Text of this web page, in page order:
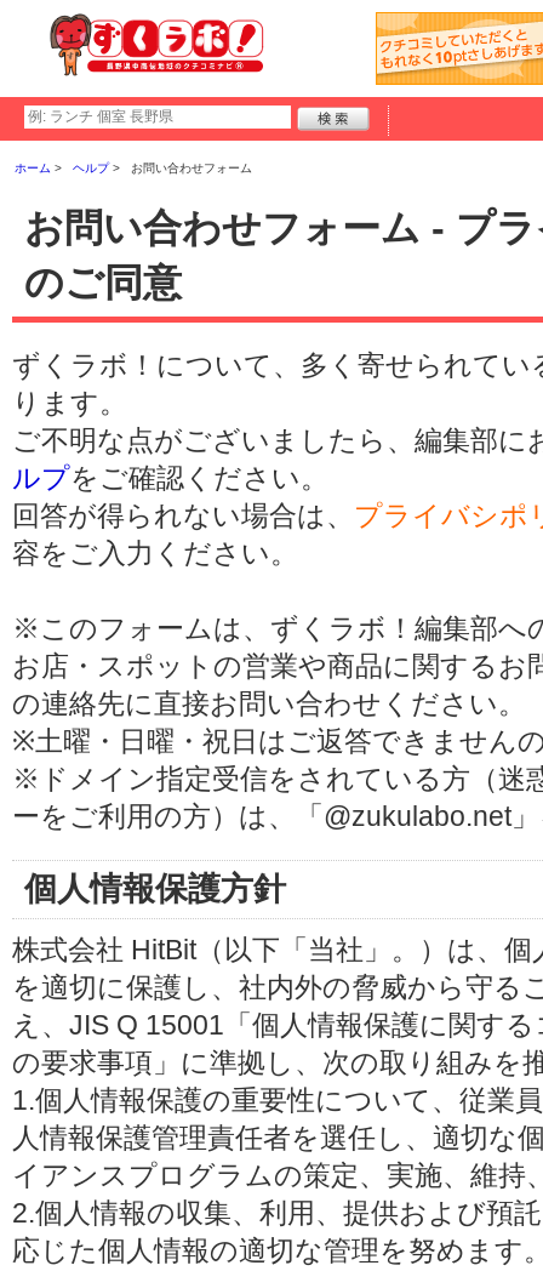
ホーム ヘルプ お問い合わせフォーム
お問い合わせフォーム - プ
のご同意
ずくラボ！について、多く寄せられてい
ります。
ご不明な点がございましたら、編集部
ルプをご確認ください。
回答が得られない場合は、 プライバシポ
容をご入力ください。
※このフォームは、ずくラボ！編集部へ
お店・スポットの営業や商品に関する
の連絡先に直接お問い合わせください。
※土曜・日曜・祝日はご返答できません
※ドメイン指定受信をされている方（迷
ーをご利用の方）は、「@zukulabo.net
個人情報保護方針
株式会社 HitBit（以下「当社」。）は、
を適切に保護し、社内外の脅威から守る
え、JIS Q 15001「個人情報保護に関す
の要求事項」に準拠し、次の取り組みを
1.個人情報保護の重要性について、従業
人情報保護管理責任者を選任し、適切な
イアンスプログラムの策定、実施、維持
2.個人情報の収集、利用、提供および預
応じた個人情報の適切な管理を努めます